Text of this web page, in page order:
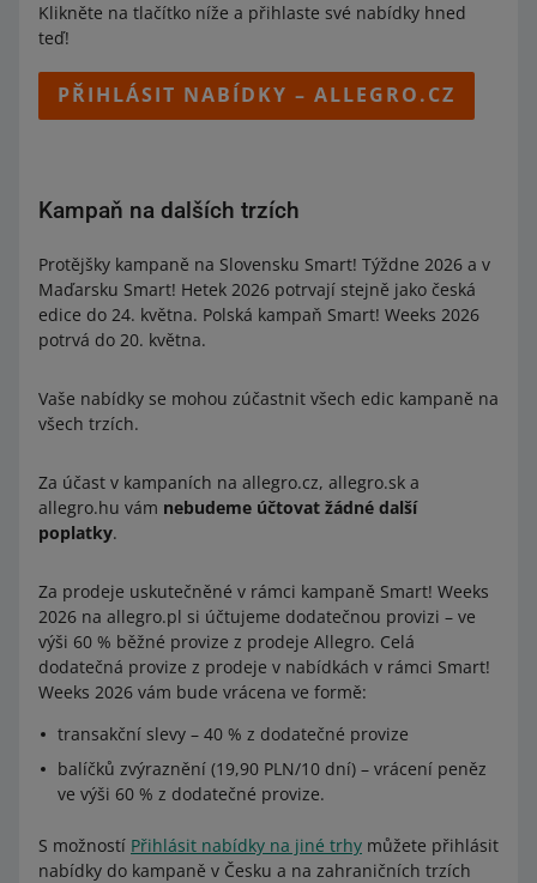
Klikněte na tlačítko níže a přihlaste své nabídky hned
teď!
PŘIHLÁSIT NABÍDKY – ALLEGRO.CZ
Kampaň na dalších trzích
Protějšky kampaně na Slovensku Smart! Týždne 2026 a v
Maďarsku Smart! Hetek 2026 potrvají stejně jako česká
edice do 24. května. Polská kampaň Smart! Weeks 2026
potrvá do 20. května.
Vaše nabídky se mohou zúčastnit všech edic kampaně na
všech trzích.
Za účast v kampaních na allegro.cz, allegro.sk a
allegro.hu vám nebudeme účtovat žádné další
poplatky.
Za prodeje uskutečněné v rámci kampaně Smart! Weeks
2026 na allegro.pl si účtujeme dodatečnou provizi – ve
výši 60 % běžné provize z prodeje Allegro. Celá
dodatečná provize z prodeje v nabídkách v rámci Smart!
Weeks 2026 vám bude vrácena ve formě:
transakční slevy – 40 % z dodatečné provize
balíčků zvýraznění (19,90 PLN/10 dní) – vrácení peněz
ve výši 60 % z dodatečné provize.
S možností Přihlásit nabídky na jiné trhy můžete přihlásit
nabídky do kampaně v Česku a na zahraničních trzích